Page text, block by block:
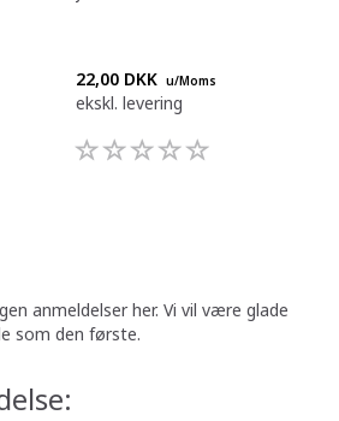
22,00 DKK u/Moms
ekskl. levering
anmeldelser her. Vi vil være glade
som den første.